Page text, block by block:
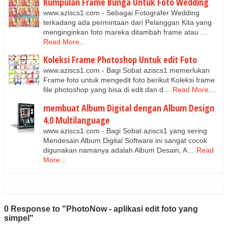
www.aziscs1.com - Sebagai Fotografer Wedding
terkadang ada permintaan dari Pelanggan Kita yang
menginginkan foto mareka ditambah frame atau …
Read More...
Koleksi Frame Photoshop Untuk edit Foto
www.aziscs1.com - Bagi Sobat aziscs1 memerlukan
Frame foto untuk mengedit foto berikut Koleksi frame
file photoshop yang bisa di edit dan d…
Read More...
membuat Album Digital dengan Album Design
4.0 Multilanguage
www.aziscs1.com - Bagi Sobat aziscs1 yang sering
Mendesain Album Digital Software ini sangat cocok
digunakan namanya adalah Album Desain, A…
Read
More...
0 Response to "PhotoNow - aplikasi edit foto yang
simpel"